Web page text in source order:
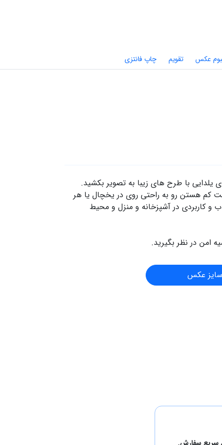
عکس تقویم چاپ فانتزی
با طرح های زیبا به تصویر بکشید.
کم هستن رو به راحتی روی در یخچال یا هر
کاربردی در آشپزخانه و منزل و محیط
امن در نظر بگیرید.
عکس